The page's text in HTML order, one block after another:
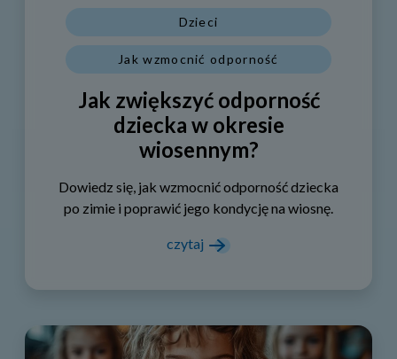
Dzieci
Jak wzmocnić odporność
Jak zwiększyć odporność
dziecka w okresie
wiosennym?
Dowiedz się, jak wzmocnić odporność dziecka
po zimie i poprawić jego kondycję na wiosnę.
czytaj